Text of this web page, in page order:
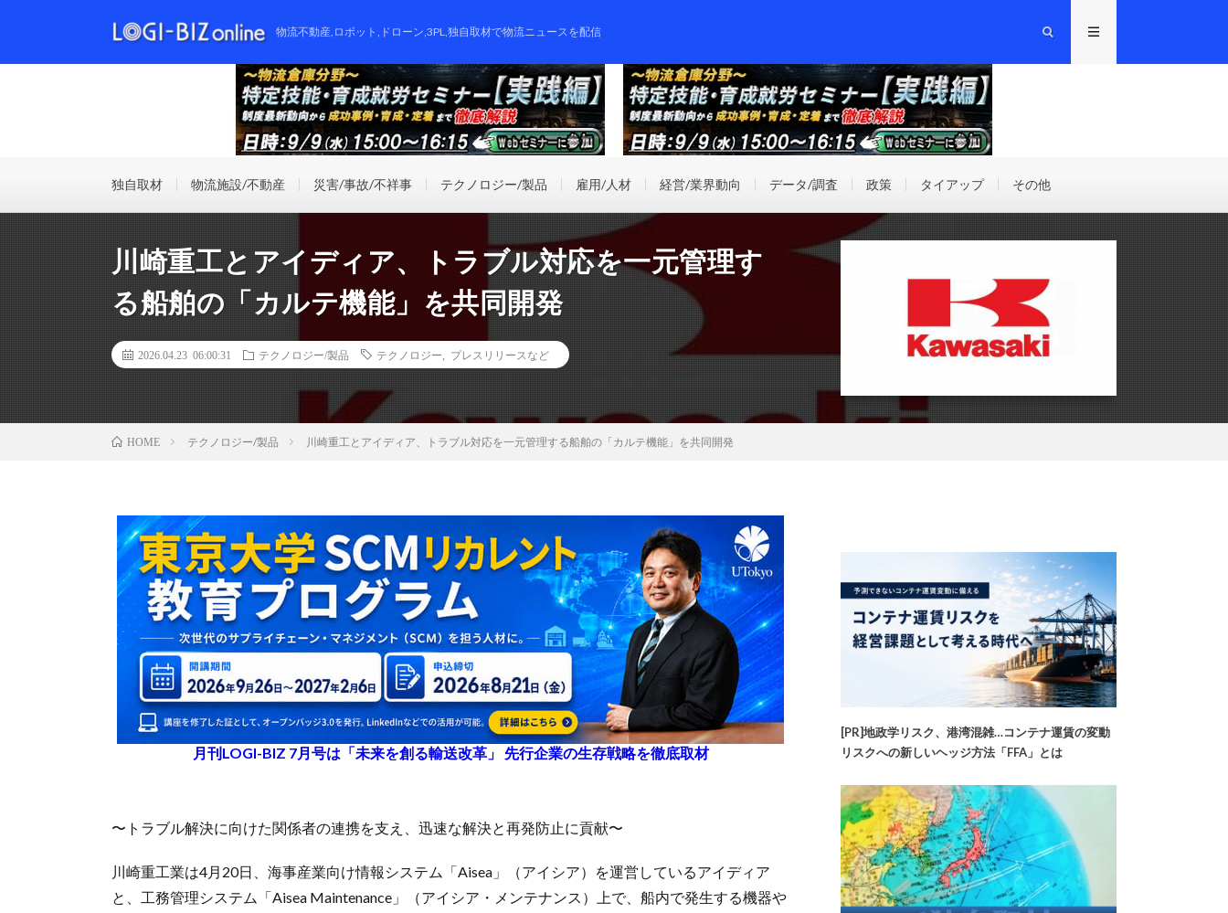
物流不動産,ロボット,ドローン,3PL,独自取材で物流ニュースを配信
独自取材 物流施設/不動産 災害/事故/不祥事 テクノロジー/製品 雇用/人材 経営/業界動向 データ/調査 政策 タイアップ その他
川崎重工とアイディア、トラブル対応を一元管理す
る船舶の「カルテ機能」を共同開発
2026.04.23 06:00:31 テクノロジー/製品 テクノロジー プレスリリースなど
HOME テクノロジー/製品 川崎重工とアイディア、トラブル対応を一元管理する船舶の「カルテ機能」を共同開発
月刊LOGI-BIZ 7月号は「未来を創る輸送改革」 先行企業の生存戦略を徹底取材
〜トラブル解決に向けた関係者の連携を支え、迅速な解決と再発防止に貢献〜
川崎重工業は4月20日、海事産業向け情報システム「Aisea」（アイシア）を運営しているアイディア
と、工務管理システム「Aisea Maintenance」（アイシア・メンテナンス）上で、船内で発生する機器や
[PR]地政学リスク、港湾混雑…コンテナ運賃の変動
リスクへの新しいヘッジ方法「FFA」とは